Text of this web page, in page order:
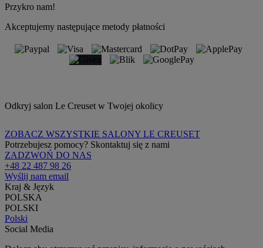
Przykro nam!
Akceptujemy następujące metody płatności
Odkryj salon Le Creuset w Twojej okolicy
ZOBACZ WSZYSTKIE SALONY LE CREUSET
Potrzebujesz pomocy? Skontaktuj się z nami
ZADZWOŃ DO NAS
+48 22 487 98 26
Wyślij nam email
Kraj & Język
POLSKA
POLSKI
Polski
Social Media